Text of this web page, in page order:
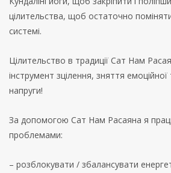
цілительства, щоб остаточно
системі.
Цілительство в традиції Сат Нам
інструмент зцілення, зняття
напруги!
За допомогою Сат Нам Расаяна я
проблемами:
– розблокувати / збалансувати